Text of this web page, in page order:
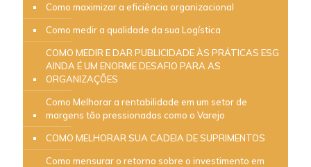
Como maximizar a eficiência organizacional
Como medir a qualidade da sua Logística
COMO MEDIR E DAR PUBLICIDADE ÀS PRÁTICAS ESG
AINDA É UM ENORME DESAFIO PARA AS
ORGANIZAÇÕES
Como Melhorar a rentabilidade em um setor de
margens tão pressionadas como o Varejo
COMO MELHORAR SUA CADEIA DE SUPRIMENTOS
Como mensurar o retorno sobre o investimento em